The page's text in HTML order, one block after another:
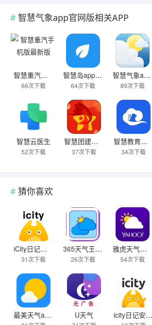
智慧气象app官网版相关APP
智慧重汽手机版最新版
66次下载
智慧岛app官网版
64次下载
智慧气象app官网版
89次下载
智慧云医生
52次下载
智慧团建官网版
37次下载
智慧教育平台2025正版
34次下载
猜你喜欢
iCity日记安卓正版
31次下载
365天气王手机版
26次下载
雅虎天气安卓版
54次下载
最美天气app2025年新版 U天气 icity日记安卓版